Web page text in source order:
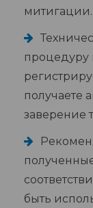
митигации.
получаете
заверение
быть